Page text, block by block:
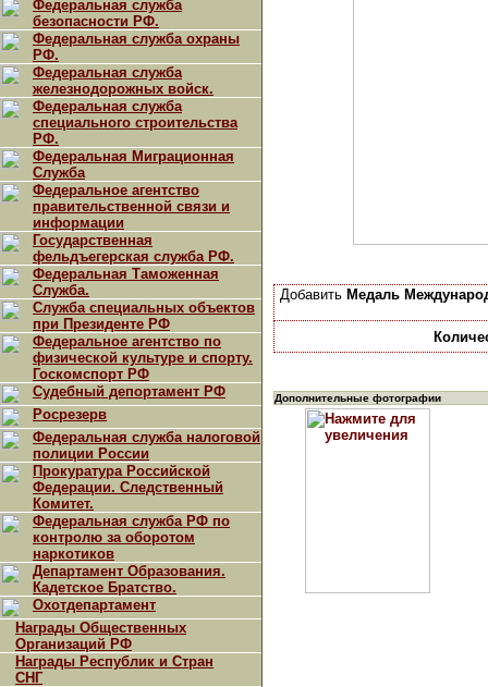
Федеральная служба
безопасности РФ.
Федеральная служба охраны
РФ.
Федеральная служба
железнодорожных войск.
Федеральная служба
специального строительства
РФ.
Федеральная Миграционная
Служба
Федеральное агентство
правительственной связи и
информации
Государственная
фельдъегерская служба РФ.
Федеральная Таможенная
Служба.
Служба специальных объектов
при Президенте РФ
Федеральное агентство по
физической культуре и спорту.
Госкомспорт РФ
Судебный депортамент РФ
Росрезерв
Федеральная служба налоговой
полиции России
Прокуратура Российской
Федерации. Следственный
Комитет.
Федеральная служба РФ по
контролю за оборотом
наркотиков
Департамент Образования.
Кадетское Братство.
Охотдепартамент
Награды Общественных
Организаций РФ
Награды Республик и Стран
СНГ
Добавить Медаль
Дополнительные фотографии